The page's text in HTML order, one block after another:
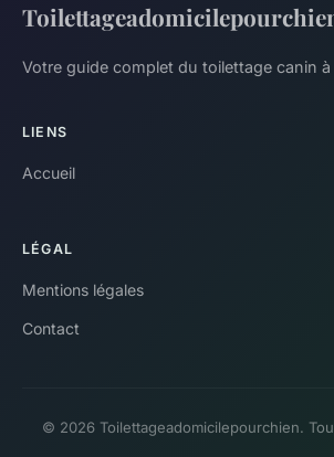
Votre guide complet du toilettage canin
LIENS
Accueil
LÉGAL
Mentions légales
Contact
© 2026 Toilettageadomicilepourchien.